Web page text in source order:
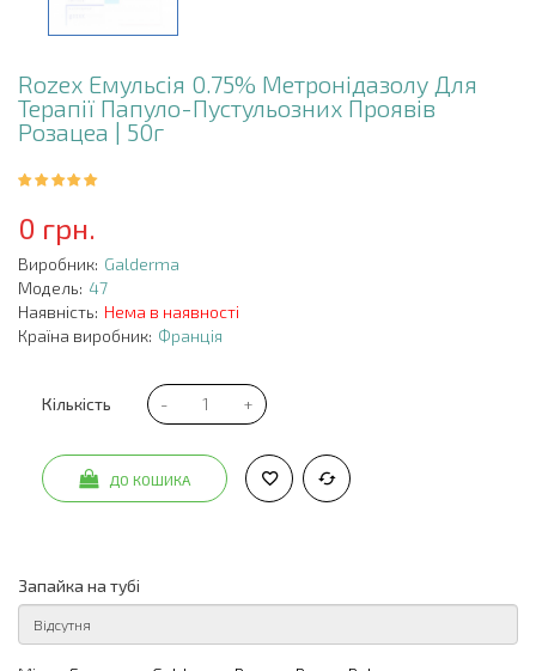
Rozex Емульсія 0.75% Метронідазолу Для
Терапії Папуло-Пустульозних Проявів
Розацеа | 50г
0 грн.
Виробник: Galderma
Модель: 47
Наявність: Нема в наявності
Країна виробник: Франція
Кількість
ДО КОШИКА
Запайка на тубі